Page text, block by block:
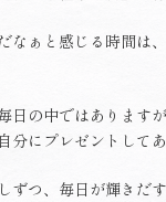
なぁと感じる時間は
日の中ではあります
分にプレゼントして
ずつ、毎日が輝きだ